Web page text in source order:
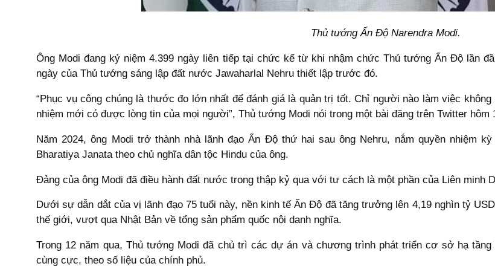
Thủ tướng Ấn Độ Narendra Modi.
Ông Modi đang kỷ niệm 4.399 ngày liên tiếp tại chức kể từ khi nhậm chức Thủ tướng Ấn Độ lần
ngày của Thủ tướng sáng lập đất nước Jawaharlal Nehru thiết lập trước đó.
“Phục vụ công chúng là thước đo lớn nhất để đánh giá là quản trị tốt. Chỉ người nào làm việc
nhiệm mới có được lòng tin của mọi người”, Thủ tướng Modi nói trong một bài đăng trên Twitter hôm
Năm 2024, ông Modi trở thành nhà lãnh đạo Ấn Độ thứ hai sau ông Nehru, nắm quyền nhiệm
Bharatiya Janata theo chủ nghĩa dân tộc Hindu của ông.
Đảng của ông Modi đã điều hành đất nước trong thập kỷ qua với tư cách là một phần của Liên minh
Dưới sự dẫn dắt của vị lãnh đạo 75 tuổi này, nền kinh tế Ấn Độ đã tăng trưởng lên 4,19 nghìn tỷ
thế giới, vượt qua Nhật Bản về tổng sản phẩm quốc nội danh nghĩa.
Trong 12 năm qua, Thủ tướng Modi đã chủ trì các dự án và chương trình phát triển cơ sở hạ
cùng cực, theo số liệu của chính phủ.